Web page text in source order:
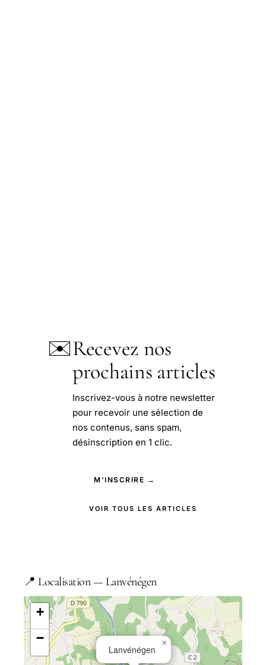
✉️Recevez nos
prochains articles
Inscrivez-vous à notre newsletter
pour recevoir une sélection de
nos contenus, sans spam,
désinscription en 1 clic.
M'INSCRIRE →
VOIR TOUS LES ARTICLES
📍 Localisation — Lanvénégen
Lanvénégen
×
+
−